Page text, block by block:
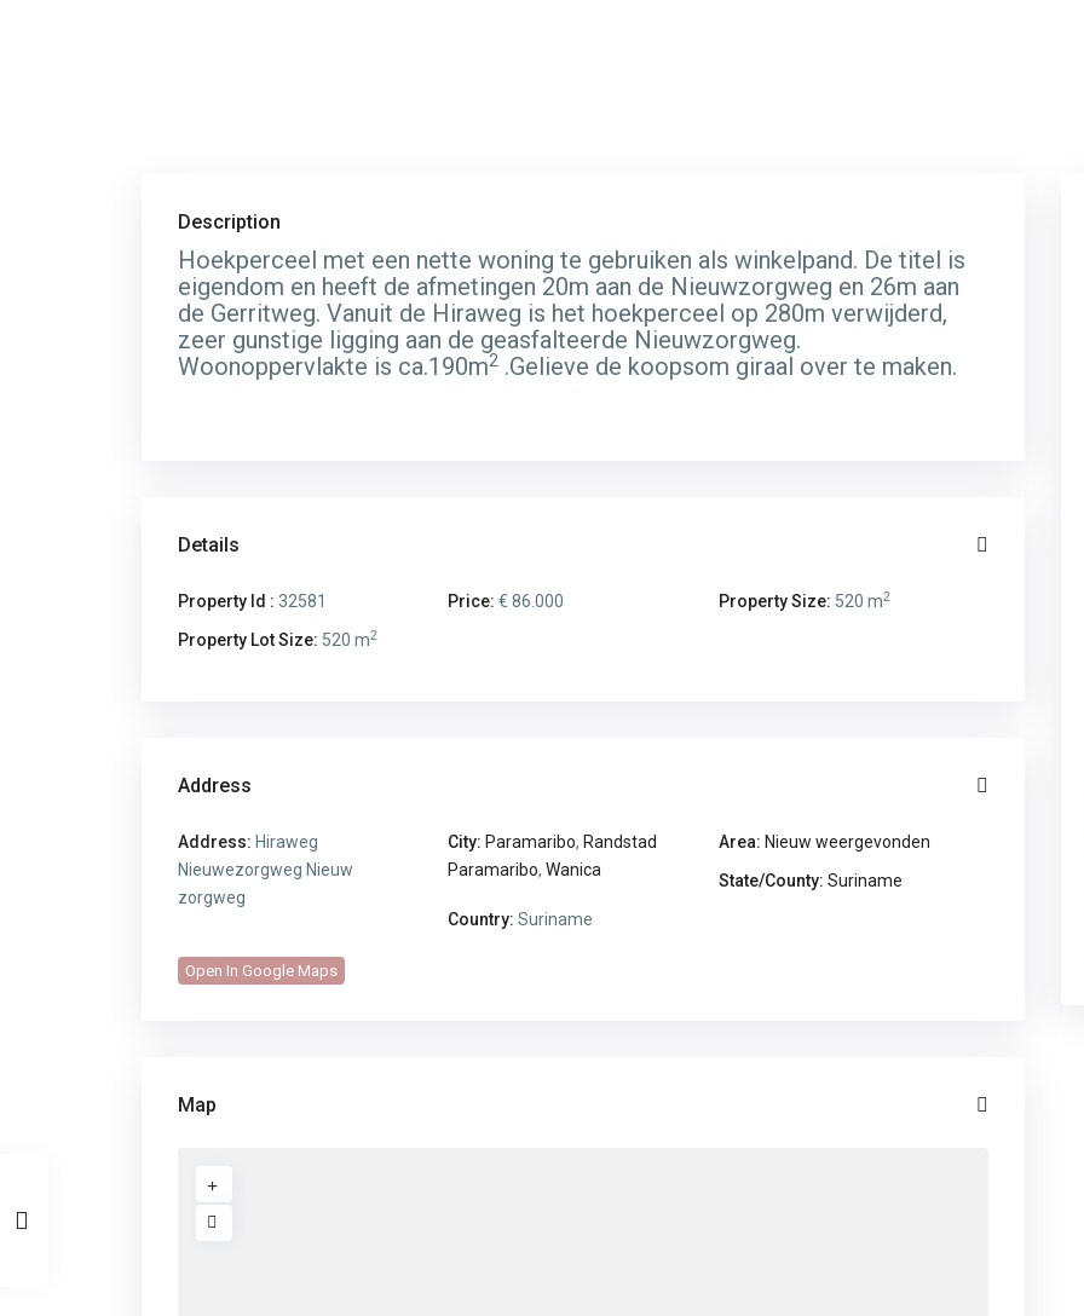
Description
Hoekperceel met een nette woning te gebruiken als winkelpand. De titel is
eigendom en heeft de afmetingen 20m aan de Nieuwzorgweg en 26m aan
de Gerritweg. Vanuit de Hiraweg is het hoekperceel op 280m verwijderd,
zeer gunstige ligging aan de geasfalteerde Nieuwzorgweg.
Woonoppervlakte is ca.190m2 .Gelieve de koopsom giraal over te maken.
Details
Property Id : 32581 Price: € 86.000 Property Size: 520 m2
Property Lot Size: 520 m2
Address
Address: Hiraweg
Nieuwezorgweg Nieuw
zorgweg
City: Paramaribo, Randstad
Paramaribo,Wanica
Area: Nieuw weergevonden
State/County: Suriname
Country: Suriname
Open In Google Maps
Map